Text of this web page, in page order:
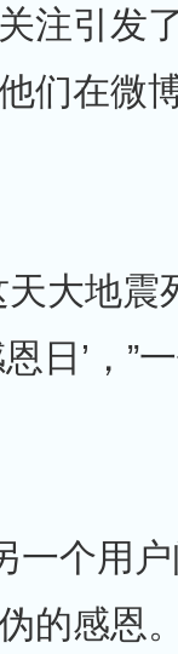
注引发
们在微
大地震
日’，”
一个用
的感恩